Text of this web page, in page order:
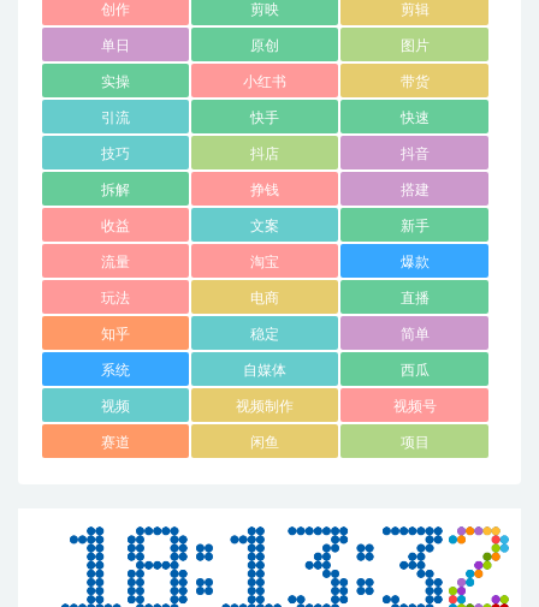
创作 剪映 剪辑
单日 原创 图片
实操 小红书 带货
引流 快手 快速
技巧 抖店 抖音
拆解 挣钱 搭建
收益 文案 新手
流量 淘宝 爆款
玩法 电商 直播
知乎 稳定 简单
系统 自媒体 西瓜
视频 视频制作 视频号
赛道 闲鱼 项目